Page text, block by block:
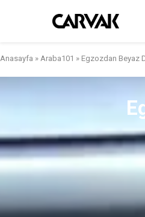
Anasayfa » Araba101 » Egzozdan Beyaz